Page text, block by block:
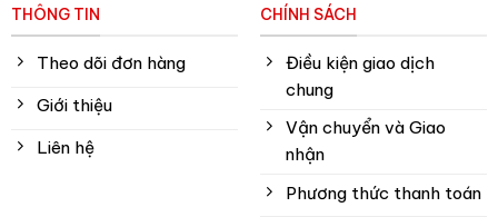
THÔNG TIN
Theo dõi đơn hàng
Giới thiệu
Liên hệ
CHÍNH SÁCH
Điều kiện giao dịch
chung
Vận chuyển và Giao
nhận
Phương thức thanh toán